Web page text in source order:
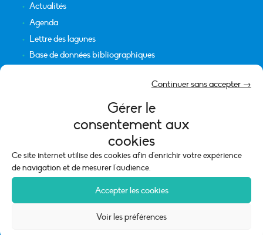
Gérer le
consentement aux
cookies
Ce site internet utilise des cookies afin d'enrichir votre expérience
de navigation et de mesurer l'audience.
Accepter les cookies
Continuer sans accepter →
Voir les préférences
Actualités
Agenda
Lettre des lagunes
Base de données bibliographiques
Mentions légales
Politique de cookies (UE)